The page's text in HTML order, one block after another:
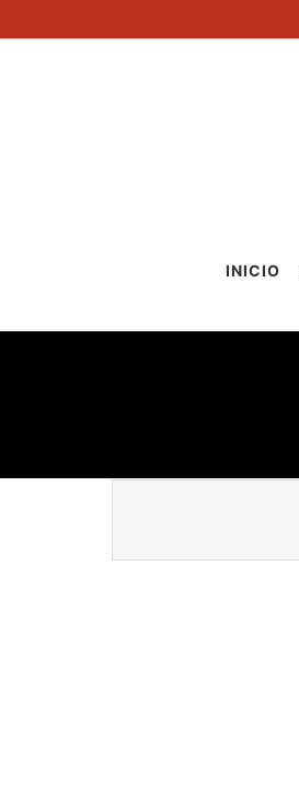
INICIO